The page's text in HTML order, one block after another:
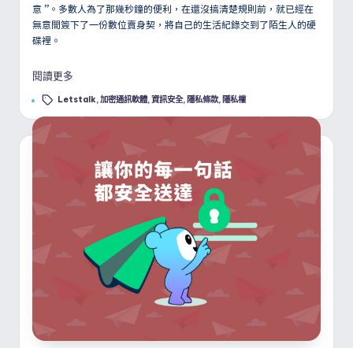
意 ” 。多數人為了那幾秒鐘的便利，在還沒搞清楚規則前，就已經在
無意間簽下了一份數位賣身契，將自己的生活紀錄交到了陌生人的硬
碟裡。
閱讀更多
Tags: Letstalk,加密通訊軟體,資訊安全, 隱私條款, 隱私權